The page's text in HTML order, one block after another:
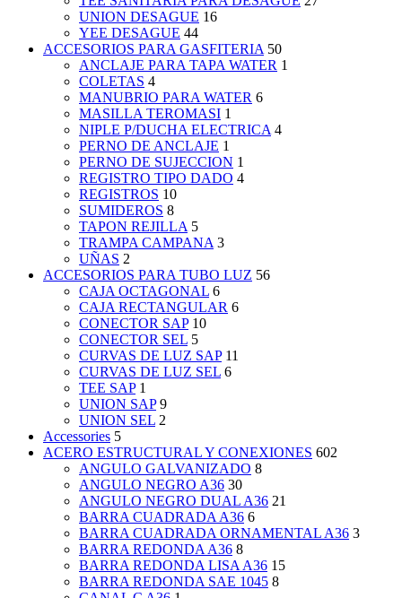
UNION DESAGUE 16
YEE DESAGUE 44
ACCESORIOS PARA GASFITERIA 50
ANCLAJE PARA TAPA WATER 1
COLETAS 4
MANUBRIO PARA WATER 6
MASILLA TEROMASI 1
NIPLE P/DUCHA ELECTRICA 4
PERNO DE ANCLAJE 1
PERNO DE SUJECCION 1
REGISTRO TIPO DADO 4
REGISTROS 10
SUMIDEROS 8
TAPON REJILLA 5
TRAMPA CAMPANA 3
UÑAS 2
ACCESORIOS PARA TUBO LUZ 56
CAJA OCTAGONAL 6
CAJA RECTANGULAR 6
CONECTOR SAP 10
CONECTOR SEL 5
CURVAS DE LUZ SAP 11
CURVAS DE LUZ SEL 6
TEE SAP 1
UNION SAP 9
UNION SEL 2
Accessories 5
ACERO ESTRUCTURAL Y CONEXIONES 602
ANGULO GALVANIZADO 8
ANGULO NEGRO A36 30
ANGULO NEGRO DUAL A36 21
BARRA CUADRADA A36 6
BARRA CUADRADA ORNAMENTAL A36 3
BARRA REDONDA A36 8
BARRA REDONDA LISA A36 15
BARRA REDONDA SAE 1045 8